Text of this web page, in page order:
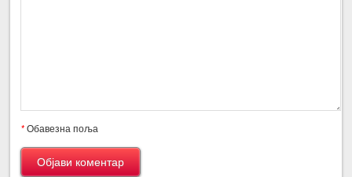
*Обавезна поља